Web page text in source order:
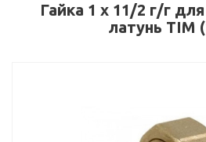
Гайка 1 х 11/2 г/г
латунь TIM